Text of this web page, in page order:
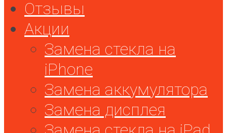
Отзывы
Акции
Замена стекла на
iPhone
Замена аккумулятора
Замена дисплея